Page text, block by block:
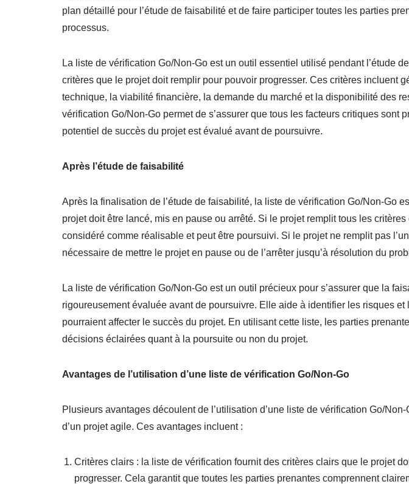
plan détaillé pour l’étude de faisabilité et de faire participer toutes les parties
processus.
La liste de vérification Go/Non-Go est un outil essentiel utilisé pendant l’étude
critères que le projet doit remplir pour pouvoir progresser. Ces critères incluent
technique, la viabilité financière, la demande du marché et la disponibilité des
vérification Go/Non-Go permet de s’assurer que tous les facteurs critiques sont
potentiel de succès du projet est évalué avant de poursuivre.
Après l’étude de faisabilité
Après la finalisation de l’étude de faisabilité, la liste de vérification Go/Non-Go
projet doit être lancé, mis en pause ou arrêté. Si le projet remplit tous les
considéré comme réalisable et peut être poursuivi. Si le projet ne remplit pas
nécessaire de mettre le projet en pause ou de l’arrêter jusqu’à résolution du
La liste de vérification Go/Non-Go est un outil précieux pour s’assurer que la
rigoureusement évaluée avant de poursuivre. Elle aide à identifier les risques
pourraient affecter le succès du projet. En utilisant cette liste, les parties
décisions éclairées quant à la poursuite ou non du projet.
Avantages de l’utilisation d’une liste de vérification Go/Non-Go
Plusieurs avantages découlent de l’utilisation d’une liste de vérification Go/
d’un projet agile. Ces avantages incluent :
Critères clairs : la liste de vérification fournit des critères clairs que le projet
progresser. Cela garantit que toutes les parties prenantes comprennent